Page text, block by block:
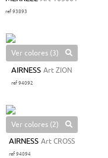
ref 93893
Ver colores (3)
AIRNESS Art ZION
ref 94092
Ver colores (2)
AIRNESS Art CROSS
ref 94094